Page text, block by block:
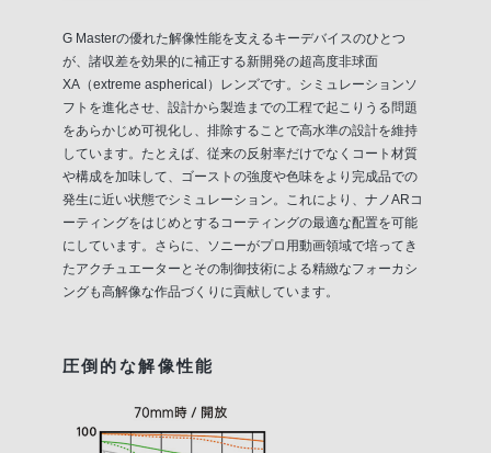
G Masterの優れた解像性能を支えるキーデバイスのひとつ
が、諸収差を効果的に補正する新開発の超高度非球面
XA（extreme aspherical）レンズです。シミュレーションソ
フトを進化させ、設計から製造までの工程で起こりうる問題
をあらかじめ可視化し、排除することで高水準の設計を維持
しています。たとえば、従来の反射率だけでなくコート材質
や構成を加味して、ゴーストの強度や色味をより完成品での
発生に近い状態でシミュレーション。これにより、ナノARコ
ーティングをはじめとするコーティングの最適な配置を可能
にしています。さらに、ソニーがプロ用動画領域で培ってき
たアクチュエーターとその制御技術による精緻なフォーカシ
ングも高解像な作品づくりに貢献しています。
圧倒的な解像性能